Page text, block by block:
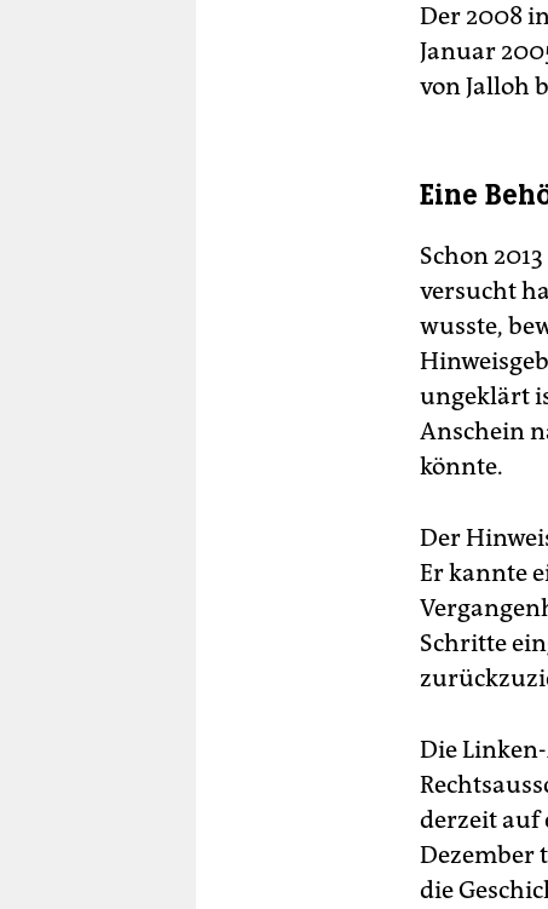
Der 2008
Januar
von Jalloh
Eine
Schon
versucht
wusste,
ungeklärt
Anschein
könnte.
Der
Er kannte
Schritte
Die
derzeit auf
Dezember
die